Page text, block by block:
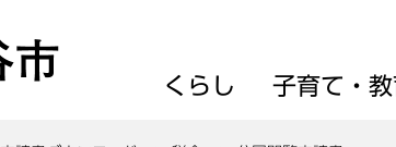
くらし 子育て・